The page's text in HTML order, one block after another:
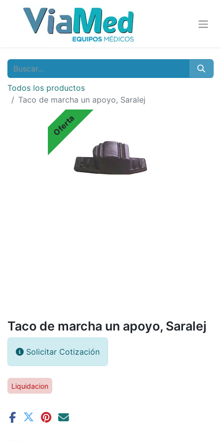
Todos los productos
Taco de marcha un apoyo, Saralej
Oferta
Taco de marcha un apoyo, Saralej
Solicitar Cotización
Liquidacion